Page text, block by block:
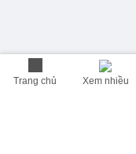
Trang chủ Xem nhiều